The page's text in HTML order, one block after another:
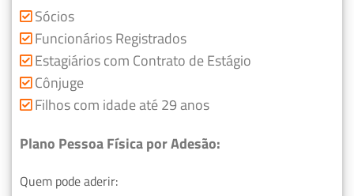
Sócios
Funcionários Registrados
Estagiários com Contrato de Estágio
Cônjuge
Filhos com idade até 29 anos
Plano Pessoa Física por Adesão:
Quem pode aderir: